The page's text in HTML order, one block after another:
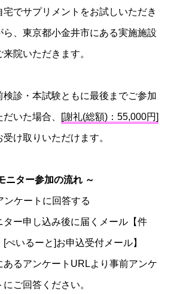
宅でサプリメントをお試しいただき
ら、東京都小金井市にある実施施設
来院いただきます。
検診・本試験ともに最後までご参加
だいた場合、 [謝礼(総額)：55,000円]
受け取りいただけます。
ニター参加の流れ ～
ンケートに回答する
ター申し込み後に届くメール【件
[ぺいるーと]お申込受付メール】
あるアンケートURLより事前アンケ
にご回答ください。